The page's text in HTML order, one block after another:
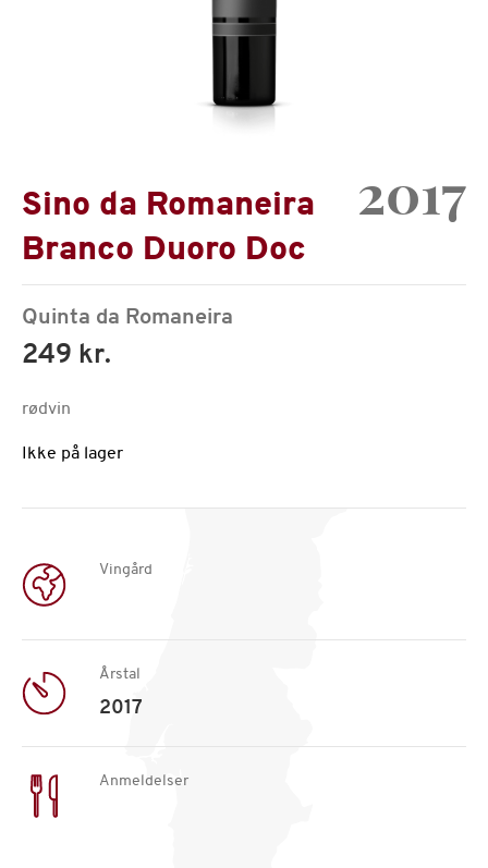
Sino da Romaneira
Branco Duoro Doc
2017
Quinta da Romaneira
249 kr.
rødvin
Ikke på lager
Vingård
Årstal
2017
Anmeldelser